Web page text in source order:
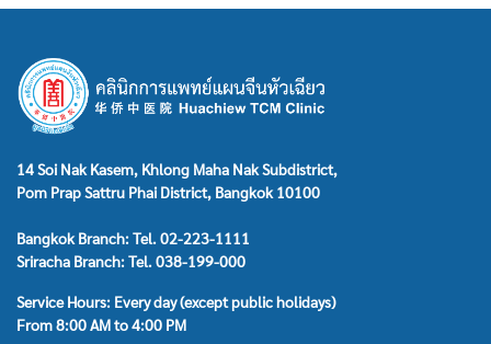
14 Soi Nak Kasem, Khlong Maha Nak Subdistrict,
Pom Prap Sattru Phai District, Bangkok 10100
Bangkok Branch: Tel. 02-223-1111
Sriracha Branch: Tel. 038-199-000
Service Hours: Every day (except public holidays)
From 8:00 AM to 4:00 PM